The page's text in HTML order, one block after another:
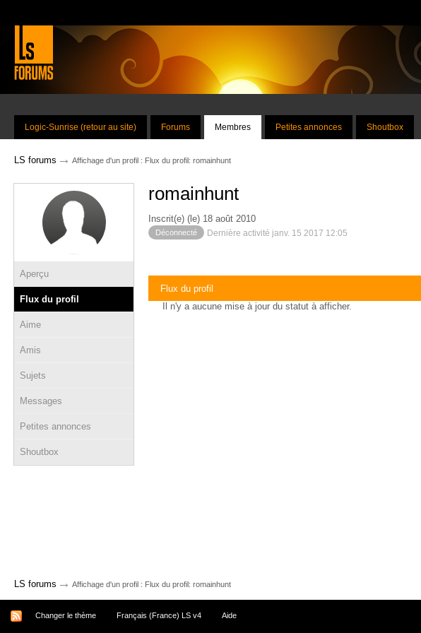
Logic-Sunrise (retour au site) Forums Membres Petites annonces Shoutbox
LS forums → Affichage d'un profil : Flux du profil: romainhunt
Aperçu
Flux du profil
Aime
Amis
Sujets
Messages
Petites annonces
Shoutbox
romainhunt
Inscrit(e) (le) 18 août 2010
Déconnecté Dernière activité janv. 15 2017 12:05
Flux du profil
Il n'y a aucune mise à jour du statut à afficher.
LS forums → Affichage d'un profil : Flux du profil: romainhunt
Changer le thème Français (France) LS v4 Aide